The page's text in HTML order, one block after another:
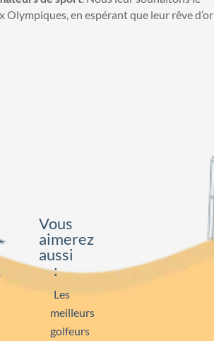
Olympiques, en espérant que leur rêve d’or
Vous
aimerez
aussi
:
Les
meilleurs
golfeurs